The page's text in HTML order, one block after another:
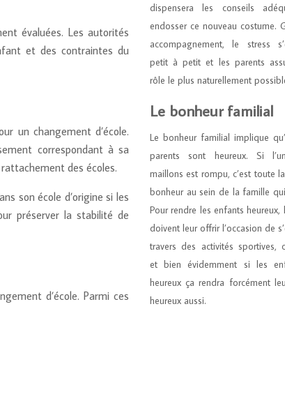
évaluées. Les autorités
et des contraintes du
un changement d’école.
correspondant à sa
des écoles.
son école d’origine si les
préserver la stabilité de
d’école. Parmi ces
dispensera les conseils
endosser ce nouveau costume.
accompagnement, le stress
petit à petit et les parents
rôle le plus naturellement
Le bonheur familial
Le bonheur familial implique
parents sont heureux. Si
maillons est rompu, c’est toute
bonheur au sein de la famille
Pour rendre les enfants heureux,
doivent leur offrir l’occasion de
travers des activités sportives,
et bien évidemment si les
heureux ça rendra forcément
heureux aussi.